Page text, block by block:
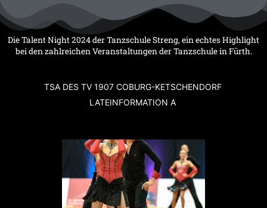
Inhalt
springen
Die Talent Night 2024 der Tanzschule Streng, ein echtes Highlight
bei den zahlreichen Veranstaltungen der Tanzschule in Fürth.
TSA DES TV 1907 COBURG-KETSCHENDORF
LATEINFORMATION A